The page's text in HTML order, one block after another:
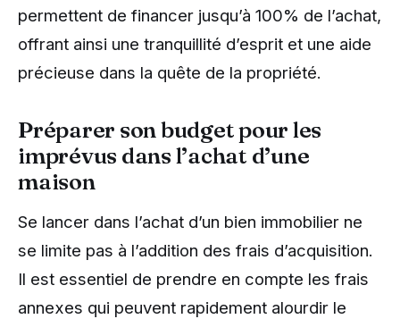
permettent de financer jusqu’à 100% de l’achat,
offrant ainsi une tranquillité d’esprit et une aide
précieuse dans la quête de la propriété.
Préparer son budget pour les
imprévus dans l’achat d’une
maison
Se lancer dans l’achat d’un bien immobilier ne
se limite pas à l’addition des frais d’acquisition.
Il est essentiel de prendre en compte les frais
annexes qui peuvent rapidement alourdir le